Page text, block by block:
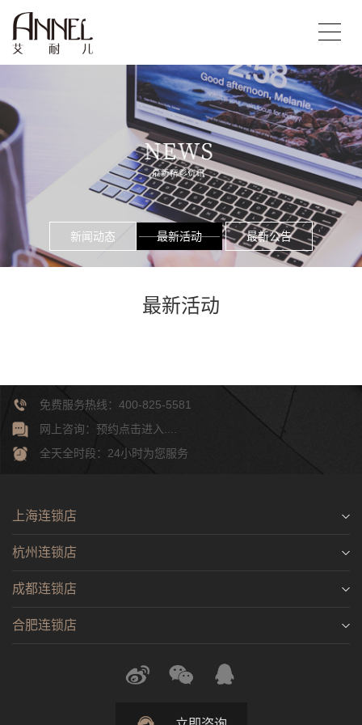
新闻动态 最新活动 最新公告
最新活动
免费服务热线：400-825-5581
网上咨询：预约点击进入....
全天全时段：24小时为您服务
上海连锁店
杭州连锁店
成都连锁店
合肥连锁店